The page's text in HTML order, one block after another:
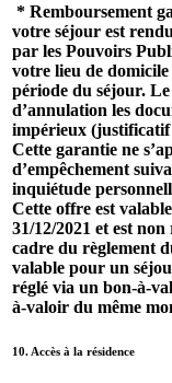
* Remboursement
votre séjour est
par les Pouvoirs
votre lieu de
période du séjour.
d’annulation les
impérieux (justificatif
Cette garantie ne
d’empêchement
inquiétude
Cette offre est
31/12/2021 et est
cadre du règlement
valable pour un
réglé via un bon-à-
à-valoir du même
10. Accès à la résidence